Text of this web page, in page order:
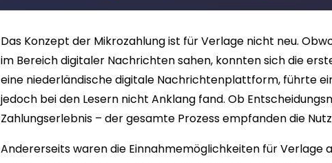
Das Konzept der Mikrozahlung ist für Verlage nicht neu.
im Bereich digitaler Nachrichten sahen, konnten sich die
eine niederländische digitale Nachrichtenplattform, führte
jedoch bei den Lesern nicht Anklang fand. Ob
Zahlungserlebnis – der gesamte Prozess empfanden die
Andererseits waren die Einnahmemöglichkeiten für Verlage